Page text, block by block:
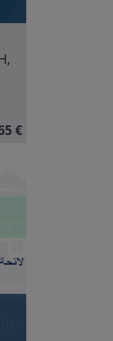
€